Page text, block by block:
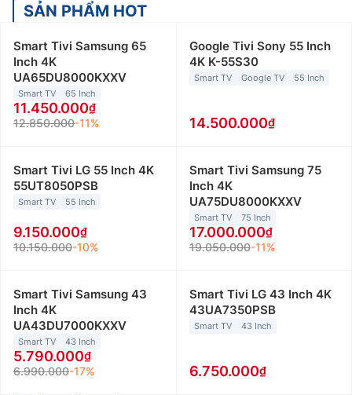
SẢN PHẨM HOT
Smart Tivi Samsung 65
Inch 4K
UA65DU8000KXXV
Smart TV 65 Inch
11.450.000
12.850.000-11%
Google Tivi Sony 55 Inch
4K K-55S30
Smart TV Google TV 55 Inch
14.500.000
Smart Tivi LG 55 Inch 4K
55UT8050PSB
Smart TV 55 Inch
9.150.000
10.150.000-10%
Smart Tivi Samsung 75
Inch 4K
UA75DU8000KXXV
Smart TV 75 Inch
17.000.000
19.050.000-11%
Smart Tivi Samsung 43
Inch 4K
UA43DU7000KXXV
Smart TV 43 Inch
5.790.000
6.990.000-17%
Smart Tivi LG 43 Inch 4K
43UA7350PSB
Smart TV 43 Inch
6.750.000